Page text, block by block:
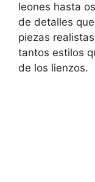
leones hasta
de detalles
piezas
tantos estilos
de los lienzos.